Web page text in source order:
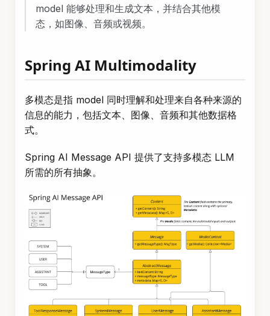
model 能够处理和生成文本，并结合其他模
态，如图像、音频或视频。
Spring AI Multimodality
多模态是指 model 同时理解和处理来自各种来源的
信息的能力，包括文本、图像、音频和其他数据格
式。
Spring AI Message API 提供了支持多模态 LLM
所需的所有抽象。